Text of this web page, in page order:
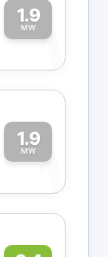
1.9
MW1
1.9
MW1